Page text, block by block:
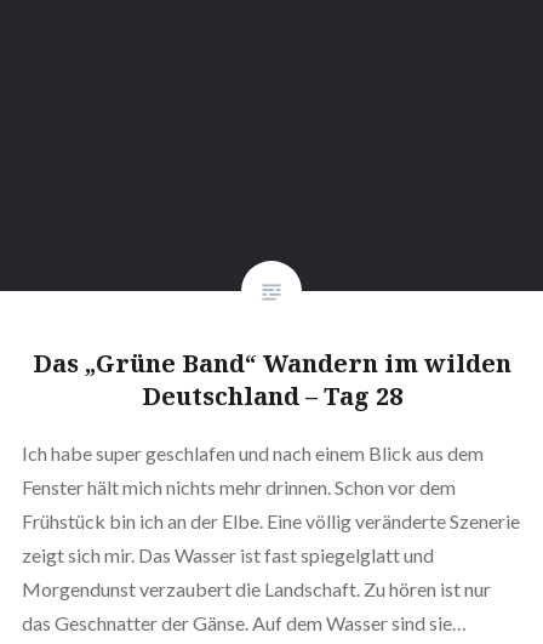
Das „Grüne Band“ Wandern im wilden
Deutschland – Tag 28
Ich habe super geschlafen und nach einem Blick aus dem
Fenster hält mich nichts mehr drinnen. Schon vor dem
Frühstück bin ich an der Elbe. Eine völlig veränderte Szenerie
zeigt sich mir. Das Wasser ist fast spiegelglatt und
Morgendunst verzaubert die Landschaft. Zu hören ist nur
das Geschnatter der Gänse. Auf dem Wasser sind sie…